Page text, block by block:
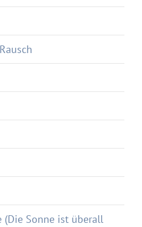
(Die Sonne ist überall